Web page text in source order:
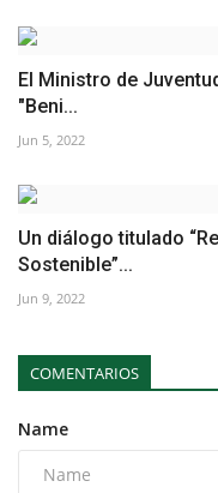
El Ministro de
"Beni...
Jun 5, 2022
Un diálogo titulado
Sostenible”...
Jun 9, 2022
COMENTARIOS
Name